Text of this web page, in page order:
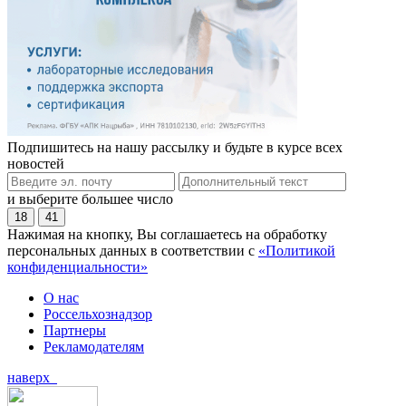
Подпишитесь на нашу рассылку и будьте в курсе всех
новостей
и выберите большее число
18 41
Нажимая на кнопку, Вы соглашаетесь на обработку
персональных данных в соответствии с «Политикой
конфиденциальности»
О нас
Россельхознадзор
Партнеры
Рекламодателям
наверх